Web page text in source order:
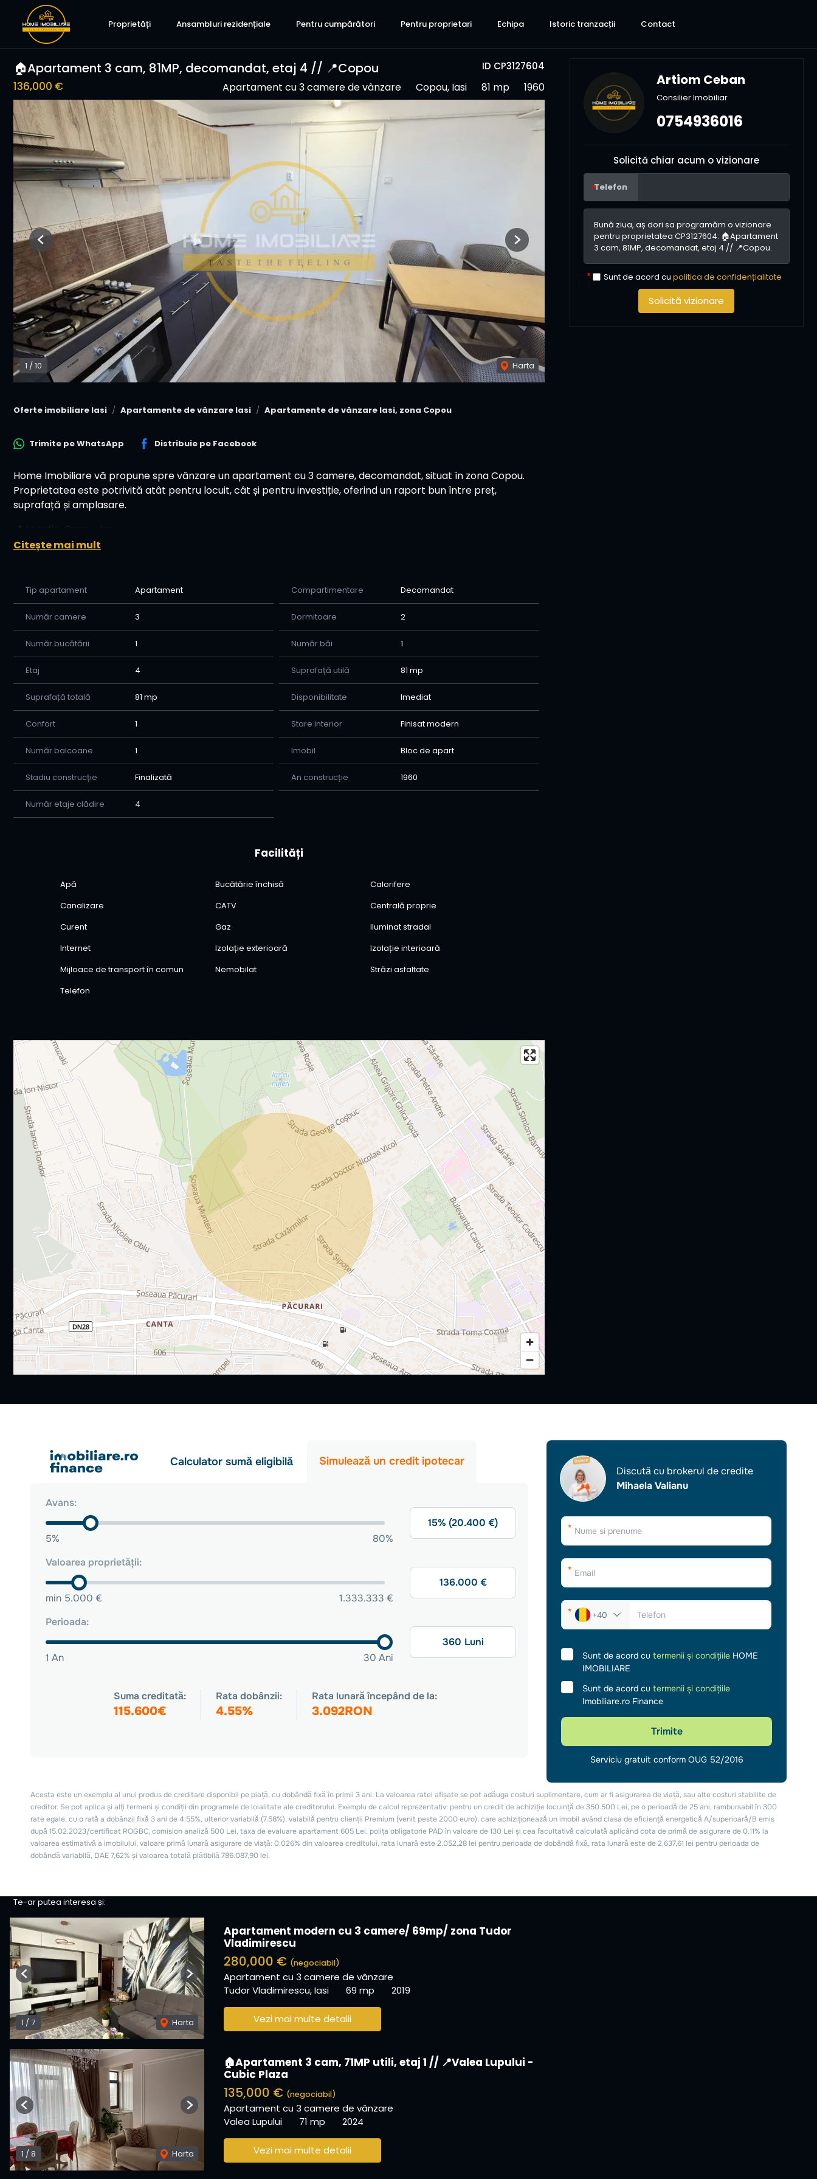
Proprietăți Ansambluri rezidențiale Pentru cumpărători Pentru proprietari Echipa Istoric tranzacții Contact
ID CP3127604
🏠Apartament 3 cam, 81MP, decomandat, etaj 4 // 📍Copou
136,000 € Apartament cu 3 camere de vânzare Copou, Iasi 81 mp 1960
1 /10 Harta
Previous Next
Oferte imobiliare Iasi Apartamente de vânzare Iasi Apartamente de vânzare Iasi, zona Copou
Trimite peWhatsApp Distribuie pe Facebook
Home Imobiliare vă propune spre vânzare un apartament cu 3 camere, decomandat, situat în zona Copou.
Proprietatea este potrivită atât pentru locuit, cât și pentru investiție, oferind un raport bun între preț,
suprafață și amplasare.
📍 Locație: Copou, Iași
🏠 Tip: apartament 3 camere, decomandat
🧱 An construcție: inainte de 1960
🔥 Confort: centrală proprie, boxă / depozitare, utilat
💰 Preț: 136 000 €, ușor negociabil
🌟 Puncte forte:
- 3 camere decomandat, cu compartimentare practică și ușor de valorificat
- centrală proprie, pentru costuri mai bine controlate
- utilat, potrivit pentru mutare rapidă sau închiriere
- poziționare bună, cu acces rapid către Parc Copou
📞 Pentru detalii și vizionări:
Artiom Ceban - Home Imobiliare
Tel/WhatsApp: 0754 936 016
Citește mai mult
Tip apartament Apartament Compartimentare Decomandat
Număr camere 3 Dormitoare 2
Număr bucătării 1 Număr băi 1
Etaj 4 Suprafață utilă 81 mp
Suprafață totală 81 mp Disponibilitate Imediat
Confort 1 Stare interior Finisat modern
Număr balcoane 1 Imobil Bloc de apart.
Stadiu construcție Finalizată An construcție 1960
Număr etaje clădire 4
Facilități
Apă Bucătărie închisă
Calorifere
Canalizare
CATV
Centrală proprie
Curent
Gaz
Iluminat stradal
Internet
Izolație exterioară
Izolație interioară
Mijloace de transport în comun
Nemobilat
Străzi asfaltate
Telefon
Artiom Ceban
Consilier Imobiliar
0754936016
Solicită chiar acum o vizionare
Telefon
Sunt de acord cu politica de confidențialitate
Solicită vizionare
Te-ar putea interesa și:
1 /7 Harta
Previous Next
Apartament modern cu 3 camere/ 69mp/ zona Tudor
Vladimirescu
280,000 € (negociabil)
Apartament cu 3 camere de vânzare
Tudor Vladimirescu, Iasi
69 mp 2019
Vezi mai multe detalii
1 /8 Harta
Previous Next
🏠Apartament 3 cam, 71MP utili, etaj 1 // 📍Valea Lupului -
Cubic Plaza
135,000 € (negociabil)
Apartament cu 3 camere de vânzare
Valea Lupului
71 mp 2024
Vezi mai multe detalii